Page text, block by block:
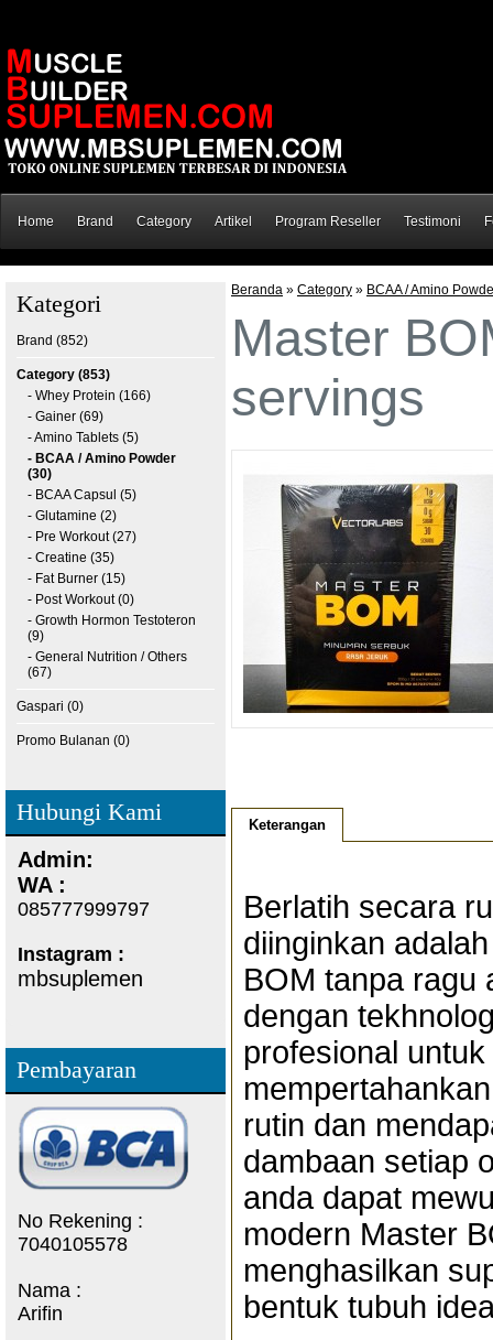
Home Brand Category Artikel Program Reseller Testimoni
Kategori
Brand (852)
Category (853)
- Whey Protein (166)
- Gainer (69)
- Amino Tablets (5)
- BCAA / Amino Powder
(30)
- BCAA Capsul (5)
- Glutamine (2)
- Pre Workout (27)
- Creatine (35)
- Fat Burner (15)
- Post Workout (0)
- Growth Hormon Testoteron
(9)
- General Nutrition / Others
(67)
Gaspari (0)
Promo Bulanan (0)
Hubungi Kami
Admin:
WA :
085777999797
Instagram :
mbsuplemen
Pembayaran
No Rekening :
7040105578
Nama :
Arifin
Beranda » Category » BCAA / Amino
Master
servings
Keterangan
Berlatih secara
diinginkan
BOM tanpa ragu
dengan
profesional
rutin dan
dambaan setiap
anda dapat
modern Master
menghasilkan
bentuk tubuh